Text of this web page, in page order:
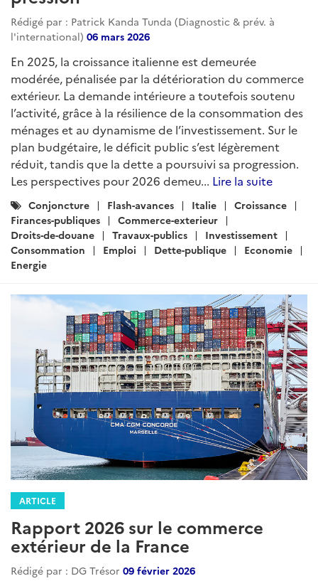
Rédigé par : Patrick Kanda Tunda (Diagnostic & prév. à
l'international) 06 mars 2026
En 2025, la croissance italienne est demeurée
modérée, pénalisée par la détérioration du commerce
extérieur. La demande intérieure a toutefois soutenu
l’activité, grâce à la résilience de la consommation des
ménages et au dynamisme de l’investissement. Sur le
plan budgétaire, le déficit public s’est légèrement
réduit, tandis que la dette a poursuivi sa progression.
Les perspectives pour 2026 demeu... Lire la suite
Catégories
:
Conjoncture Flash-avances Italie
Croissance
Firances-publiques
Commerce-exterieur
Droits-de-douane
Travaux-publics
Investissement
Consommation
Emploi Dette-publique
Economie
Energie
ARTICLE
Rapport 2026 sur le commerce
extérieur de la France
Rédigé par : DG Trésor 09 février 2026